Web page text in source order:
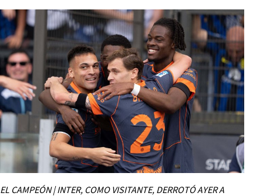
EL CAMPEÓN | INTER, COMO VISITANTE, DERROTÓ AYER A